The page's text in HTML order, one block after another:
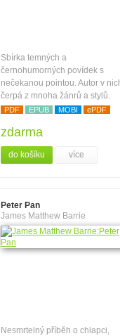
Sbírka temných a
černohumorných povídek s
nečekanou pointou. Autor v
čerpá z mnoha žánrů a stylů.
PDF EPUB MOBI ePDF
zdarma
do košíku více
Peter Pan
James Matthew Barrie
Nesmrtelný příběh o chlapci,